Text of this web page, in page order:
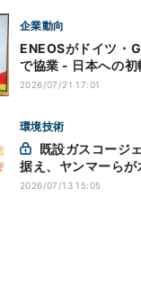
企業動向
ENEOSがドイツ・
で協業 - 日本への初
2026/07/21 17:01
環境技術
据え、ヤンマーら
2026/07/13 15:05